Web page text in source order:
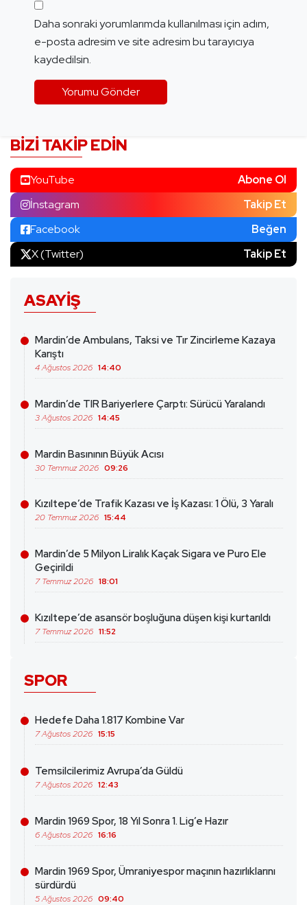
Daha sonraki yorumlarımda kullanılması için adım,
e-posta adresim ve site adresim bu tarayıcıya
kaydedilsin.
BIZI TAKIP EDIN
YouTube
Abone Ol
İnstagram
Takip Et
Facebook
Beğen
X (Twitter)
Takip Et
ASAYIŞ
Mardin’de Ambulans, Taksi ve Tır Zincirleme Kazaya
Karıştı
4 Ağustos 2026 14:40
Mardin’de TIR Bariyerlere Çarptı: Sürücü Yaralandı
3 Ağustos 2026 14:45
Mardin Basınının Büyük Acısı
30 Temmuz 2026 09:26
Kızıltepe’de Trafik Kazası ve İş Kazası: 1 Ölü, 3 Yaralı
20 Temmuz 2026 15:44
Mardin’de 5 Milyon Liralık Kaçak Sigara ve Puro Ele
Geçirildi
7 Temmuz 2026 18:01
Kızıltepe’de asansör boşluğuna düşen kişi kurtarıldı
7 Temmuz 2026 11:52
SPOR
Hedefe Daha 1.817 Kombine Var
7 Ağustos 2026 15:15
Temsilcilerimiz Avrupa’da Güldü
7 Ağustos 2026 12:43
Mardin 1969 Spor, 18 Yıl Sonra 1. Lig’e Hazır
6 Ağustos 2026 16:16
Mardin 1969 Spor, Ümraniyespor maçının hazırlıklarını
sürdürdü
5 Ağustos 2026 09:40